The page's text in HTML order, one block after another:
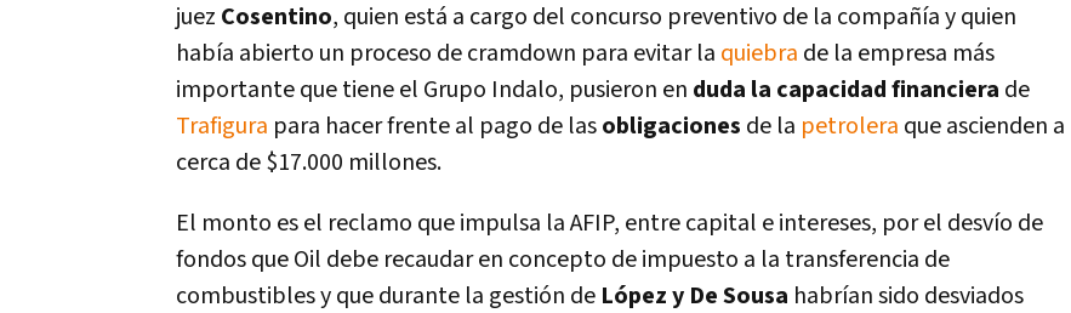
juez Cosentino, quien está a cargo del concurso preventivo de la compañí­a y quien
habí­a abierto un proceso de cramdown para evitar la quiebra de la empresa más
importante que tiene el Grupo Indalo, pusieron en duda la capacidad financiera de
Trafigura para hacer frente al pago de lasobligaciones de la petrolera que ascienden a
cerca de $17.000 millones.
El monto es el reclamo que impulsa la AFIP, entre capital e intereses, por el desví­o de
fondos que Oil debe recaudar en concepto de impuesto a la transferencia de
combustibles y que durante la gestión de López y De Sousa habrí­an sido desviados